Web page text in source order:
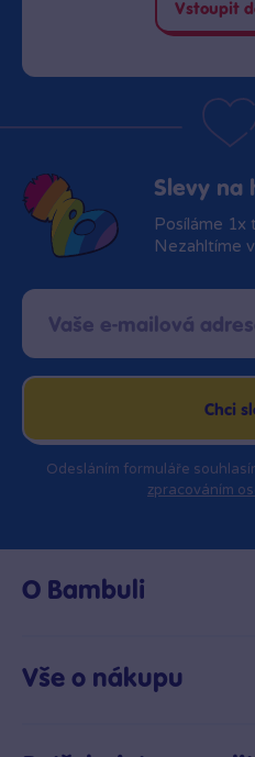
Vstoupit
Slevy na
Posíláme 1x
Nezahltíme
Chci
Odesláním formuláře
zpracováním
O Bambuli
Prodejny Bambule
Vše o nákupu